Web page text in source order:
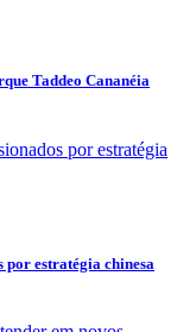
Taddeo Cananéia
por estratégia chinesa